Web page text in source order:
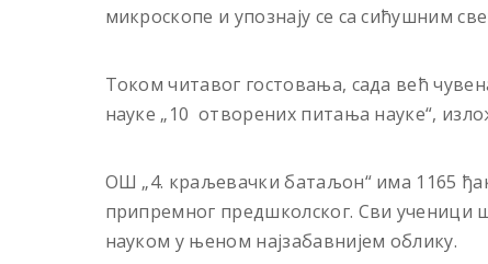
микроскопе и упознаjу се са сићушним
Током читавог гостовања, сада већ
науке „10 отворених питања науке“,
ОШ „4. краљевачки батаљон“ има 1165
припремног предшколског. Сви ученици
науком у њеном најзабавнијем облику.